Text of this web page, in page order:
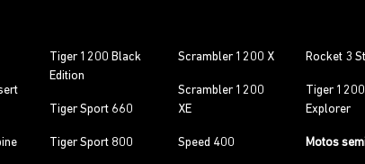
Tiger 1200 Black
Edition
Tiger Sport 660
Tiger Sport 800
Scrambler 1200 X
Scrambler 1200
XE
Speed 400
Rocket 3
Tiger
Explorer
Motos